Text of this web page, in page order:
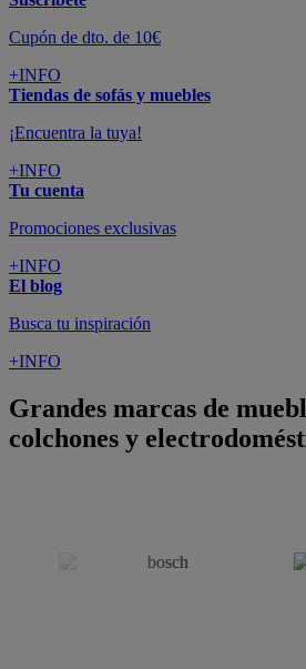
Cupón de dto. de 10€
+INFO
Tiendas de sofás y muebles
¡Encuentra la tuya!
+INFO
Tu cuenta
Promociones exclusivas
+INFO
El blog
Busca tu inspiración
+INFO
Grandes marcas de
colchones y